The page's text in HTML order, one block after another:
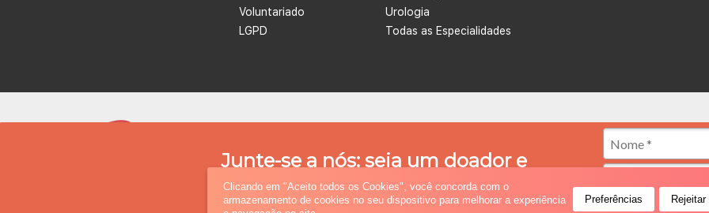
Junte-se a nós: seja um doador e
faça a diferença!
Cadastre-se e ajude a combater o câncer no RN
Voluntariado
LGPD
Urologia
Todas as Especialidades
na área da oncologia. Atualmente possui quatro unidades integradas, nas cidades de Natal e Caicó (Rio
tratamento especializado, reabilitação e cuidados paliativos.
Clicando em "Aceito todos os Cookies", você concorda com o
armazenamento de cookies no seu dispositivo para melhorar a experiência
Preferências Rejeitar